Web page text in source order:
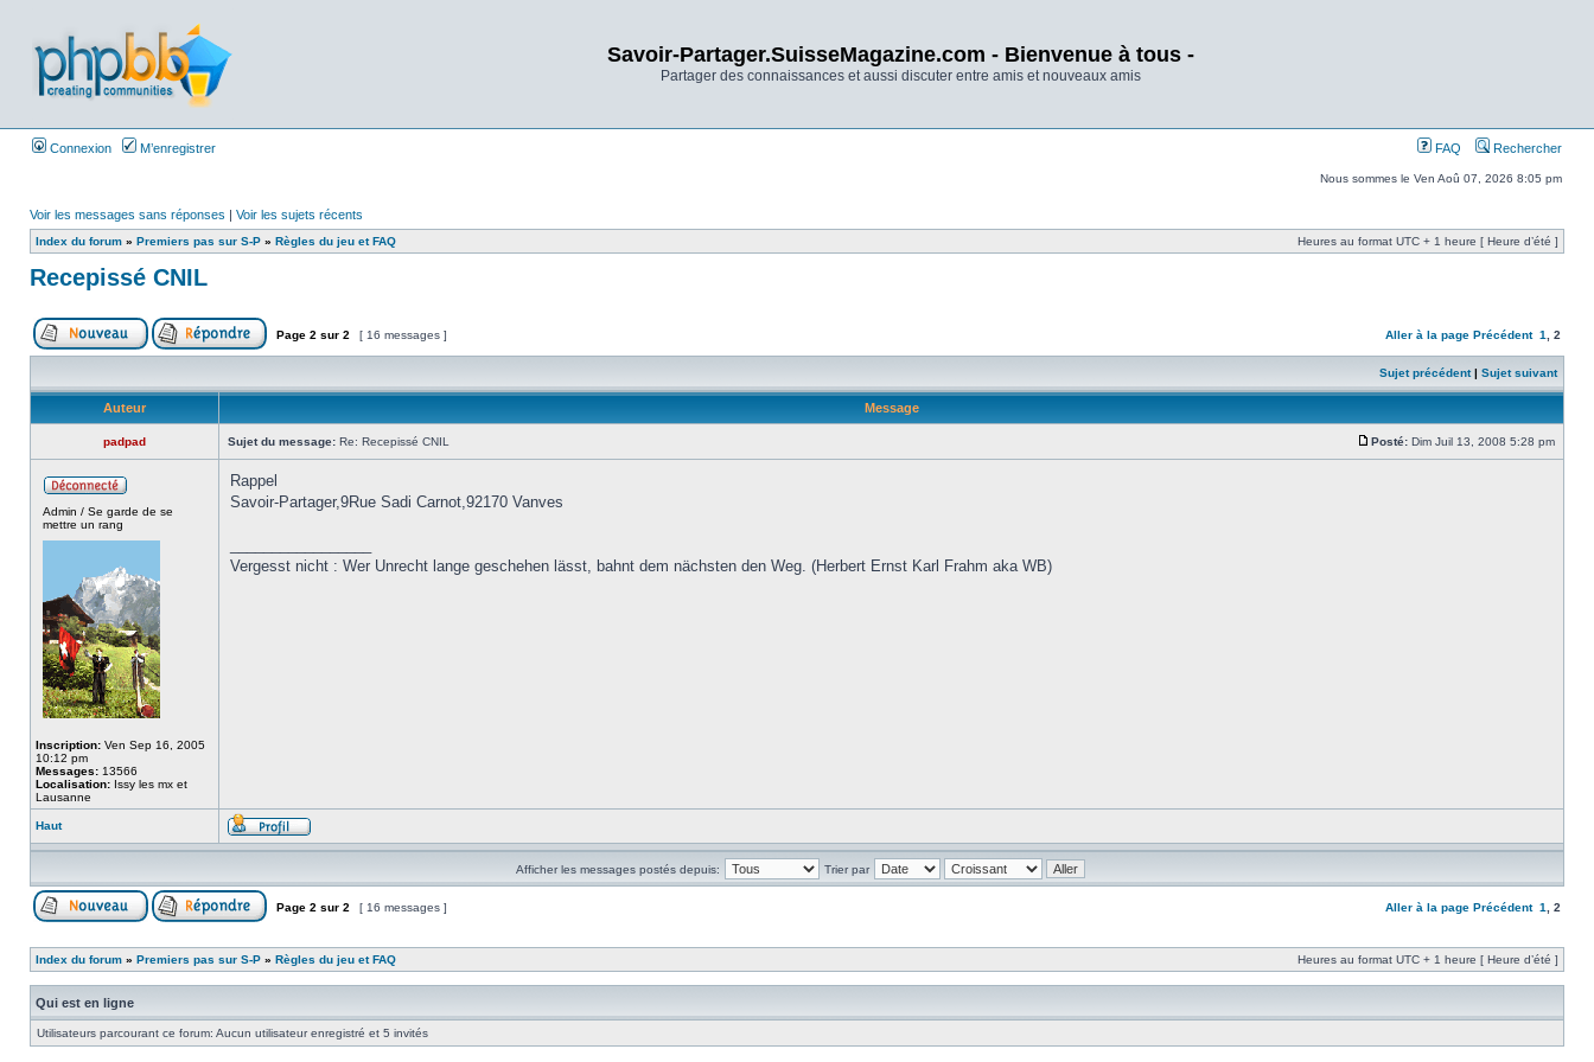
Savoir-Partager.SuisseMagazine.com - Bienvenue à tous -
Partager des connaissances et aussi discuter entre amis et nouveaux amis
Connexion M’enregistrer FAQ Rechercher
Nous sommes le Ven Aoû 07, 2026 8:05 pm
Voir les messages sans réponses | Voir les sujets récents
Index du forum » Premiers pas sur S-P » Règles du jeu et FAQ Heures au format UTC + 1 heure [ Heure d’été ]
Recepissé CNIL
Page 2 sur 2 [ 16 messages ] Aller à la page Précédent 1 2
Sujet précédent| Sujet suivant
Auteur Message
padpad Sujet du message: Re: Recepissé CNIL Posté: Dim Juil 13, 2008 5:28 pm
Admin / Se garde de se
mettre un rang
Inscription: Ven Sep 16, 2005
10:12 pm
Messages: 13566
Localisation: Issy les mx et
Lausanne
Rappel
Savoir-Partager,9Rue Sadi Carnot,92170 Vanves
Vergesst nicht : Wer Unrecht lange geschehen lässt, bahnt dem nächsten den Weg. (Herbert Ernst Karl Frahm aka WB)
Haut
Afficher les messages postés depuis: Trier par
Page 2 sur 2 [ 16 messages ] Aller à la page Précédent 1 2
Index du forum » Premiers pas sur S-P » Règles du jeu et FAQ Heures au format UTC + 1 heure [ Heure d’été ]
Qui est en ligne
Utilisateurs parcourant ce forum: Aucun utilisateur enregistré et 5 invités